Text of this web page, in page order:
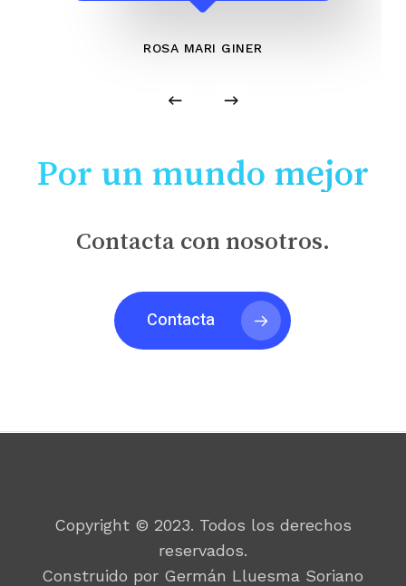
ROSA MARI GINER
Por un mundo mejor
Contacta con nosotros.
Contacta
Copyright © 2023. Todos los derechos
reservados.
Construido por Germán Lluesma Soriano